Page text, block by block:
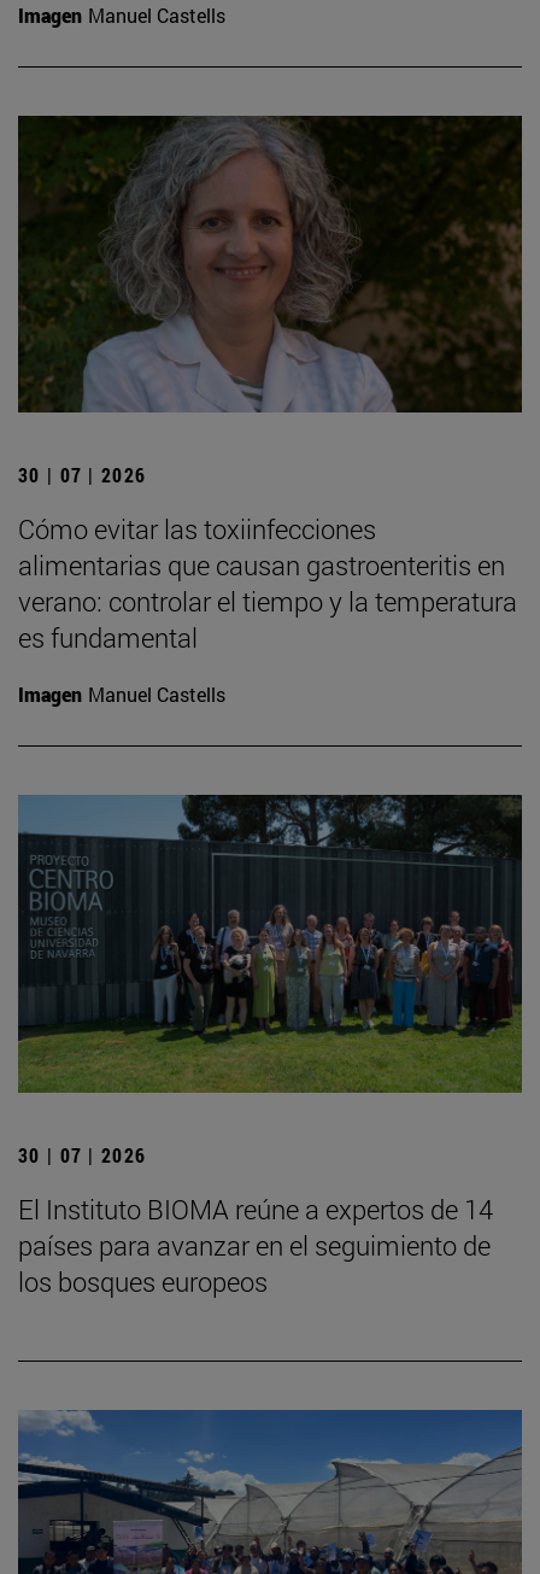
Imagen Manuel Castells
30 | 07 | 2026
Cómo evitar las toxiinfecciones
alimentarias que causan gastroenteritis en
verano: controlar el tiempo y la temperatura
es fundamental
Imagen Manuel Castells
30 | 07 | 2026
El Instituto BIOMA reúne a expertos de 14
países para avanzar en el seguimiento de
los bosques europeos